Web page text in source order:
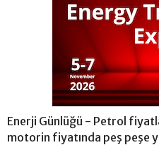
Enerji Günlüğü - Petrol
motorin fiyatında peş peşe